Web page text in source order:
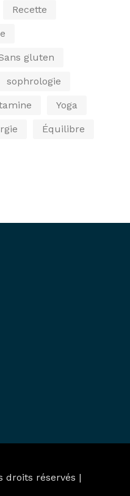
Recette
gluten
sophrologie
Yoga
Équilibre
droits réservés |